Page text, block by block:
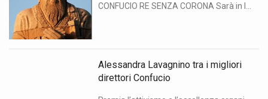
Alessandra Lavagnino tra i migliori
direttori Confucio